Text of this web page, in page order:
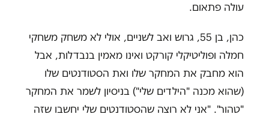
עולה פתאום.
כהן, בן 55, גרוש ואב לשניים, אולי לא משחק משחקי
חמלה ופוליטיקלי קורקט ואינו מאמין בנבדלות, אבל
הוא מחבק את המחקר שלו ואת הסטודנטים שלו
(שהוא מכנה "הילדים שלי") בניסיון לשמר את המחקר
"טהור". "אני לא רוצה שהסטודנטים שלי יחשבו שזה